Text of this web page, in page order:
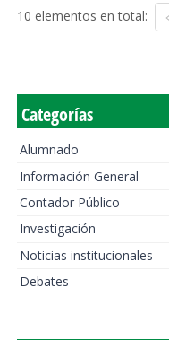
10 elementos en total:
Categorías
Alumnado
Información General
Contador Público
Investigación
Noticias institucionales
Debates